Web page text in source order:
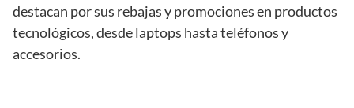
destacan por sus rebajas y promociones en productos
tecnológicos, desde laptops hasta teléfonos y
accesorios.